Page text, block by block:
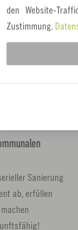
11.
Sanierung
ab, erfüllen
den Website-
Zustimmung.